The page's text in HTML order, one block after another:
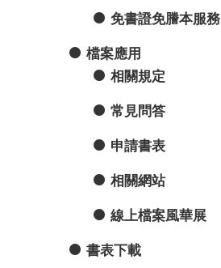
免書證免謄本服務
檔案應用
相關規定
常見問答
申請書表
相關網站
線上檔案風華展
書表下載